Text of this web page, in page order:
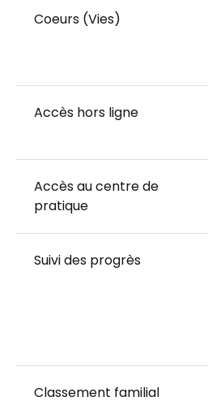
Coeurs (Vies)
Accès hors ligne
Accès au centre de
pratique
Suivi des progrès
Classement familial